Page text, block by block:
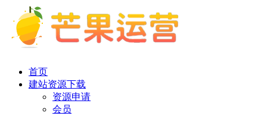
首页
建站资源下载
资源申请
会员